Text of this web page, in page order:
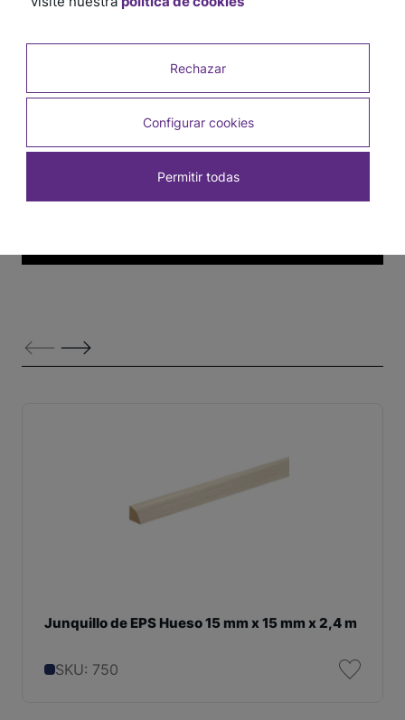
Junquillo de EPS Hueso 15 mm x 15 mm x 2,4 m
SKU: 750
Rechazar
Configurar cookies
Permitir todas